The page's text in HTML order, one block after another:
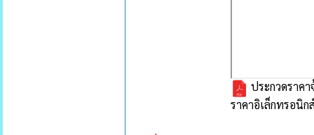
ประกวดราค
ราคาอิเล็กทรอนิก